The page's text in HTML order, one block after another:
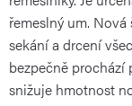
řemeslný um. Nová
sekání a drcení
bezpečně prochází
snižuje hmotnost